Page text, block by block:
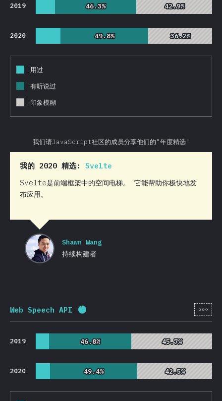
2019 46.3%
46.3% 42.9%
42.9%
2020 49.8%
49.8% 36.2%
36.2%
用过
有听说过
印象模糊
我们请JavaScript社区的成员分享他们的"年度精选"
我的 2020 精选: Svelte
Svelte是前端框架中的空间电梯。 它能帮助你极快地发
布应用。
Shawn Wang
持续构建者
Web Speech API 完成率: [zh-
2019 46.8%
46.8% 45.7%
45.7%
2020 49.4%
49.4% 42.5%
42.5%